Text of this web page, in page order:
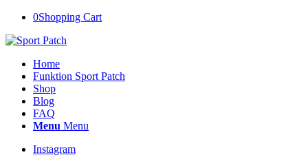
0Shopping Cart
Home
Funktion Sport Patch
Shop
Blog
FAQ
Menu Menu
Instagram